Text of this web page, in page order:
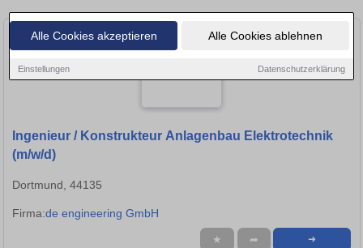
Alle Cookies akzeptieren Alle Cookies ablehnen
Einstellungen Datenschutzerklärung
Ingenieur / Konstrukteur Anlagenbau Elektrotechnik
(m/w/d)
Dortmund, 44135
Firma:de engineering GmbH
★ ➦ ➜